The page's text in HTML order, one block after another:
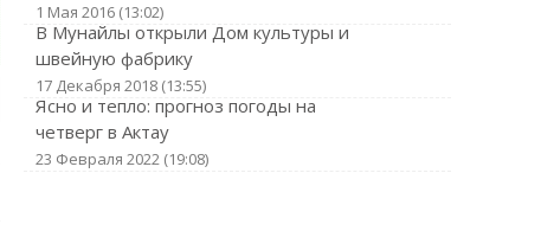
1 Мая 2016 (13:02)
В Мунайлы открыли Дом культуры и
швейную фабрику
17 Декабря 2018 (13:55)
Ясно и тепло: прогноз погоды на
четверг в Актау
23 Февраля 2022 (19:08)